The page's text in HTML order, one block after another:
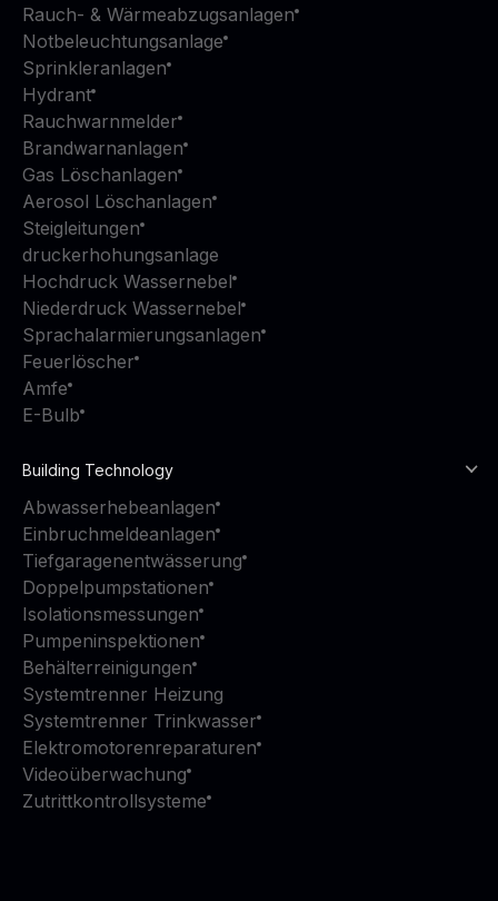
Rauch- & Wärmeabzugsanlagen
Notbeleuchtungsanlage
Sprinkleranlagen
Hydrant
Rauchwarnmelder
Brandwarnanlagen
Gas Löschanlagen
Aerosol Löschanlagen
Steigleitungen
druckerhohungsanlage
Hochdruck Wassernebel
Niederdruck Wassernebel
Sprachalarmierungsanlagen
Feuerlöscher
Amfe
E-Bulb
Building Technology
Abwasserhebeanlagen
Einbruchmeldeanlagen
Tiefgaragenentwässerung
Doppelpumpstationen
Isolationsmessungen
Pumpeninspektionen
Behälterreinigungen
Systemtrenner Heizung
Systemtrenner Trinkwasser
Elektromotorenreparaturen
Videoüberwachung
Zutrittkontrollsysteme